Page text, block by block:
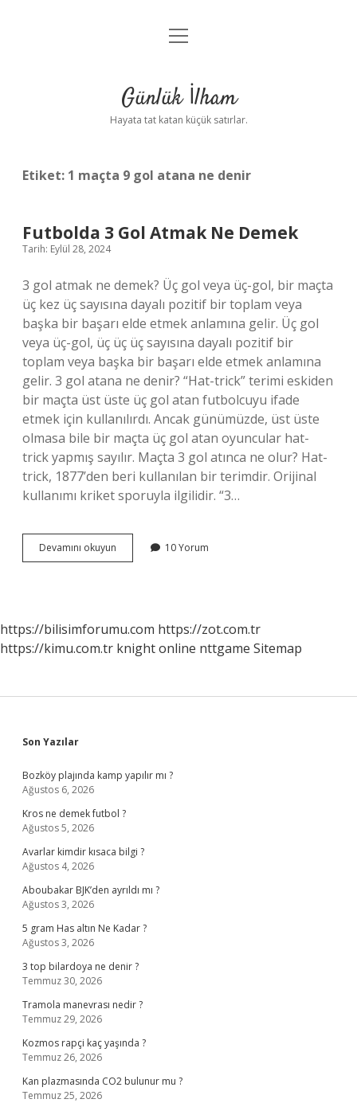
Anasayfa
Yasal Uyarı
menüyü
Günlük İlham
Hayata tat katan küçük satırlar.
Etiket: 1 maçta 9 gol atana ne denir
Futbolda 3 Gol Atmak Ne Demek
Tarih: Eylül 28, 2024
3 gol atmak ne demek? Üç gol veya üç-gol, bir maçta
üç kez üç sayısına dayalı pozitif bir toplam veya
başka bir başarı elde etmek anlamına gelir. Üç gol
veya üç-gol, üç üç üç sayısına dayalı pozitif bir
toplam veya başka bir başarı elde etmek anlamına
gelir. 3 gol atana ne denir? “Hat-trick” terimi eskiden
bir maçta üst üste üç gol atan futbolcuyu ifade
etmek için kullanılırdı. Ancak günümüzde, üst üste
olmasa bile bir maçta üç gol atan oyuncular hat-
trick yapmış sayılır. Maçta 3 gol atınca ne olur? Hat-
trick, 1877’den beri kullanılan bir terimdir. Orijinal
kullanımı kriket sporuyla ilgilidir. “3…
Devamını okuyun Futbolda
3
10 Yorum
https://bilisimforumu.com https://zot.com.tr
https://kimu.com.tr knight online nttgame Sitemap
Sidebar
Son Yazılar
Bozköy plajında kamp yapılır mı ?
Ağustos 6, 2026
Kros ne demek futbol ?
Ağustos 5, 2026
Avarlar kimdir kısaca bilgi ?
Ağustos 4, 2026
Aboubakar BJK’den ayrıldı mı ?
Ağustos 3, 2026
5 gram Has altın Ne Kadar ?
Ağustos 3, 2026
3 top bilardoya ne denir ?
Temmuz 30, 2026
Tramola manevrası nedir ?
Temmuz 29, 2026
Kozmos rapçi kaç yaşında ?
Temmuz 26, 2026
Kan plazmasında CO2 bulunur mu ?
Temmuz 25, 2026